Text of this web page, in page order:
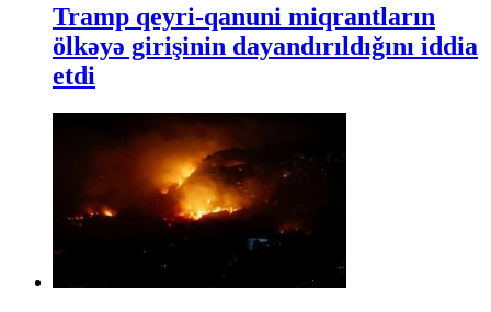
Tramp qeyri-qanuni miqrantların
ölkəyə girişinin dayandırıldığını iddia
etdi